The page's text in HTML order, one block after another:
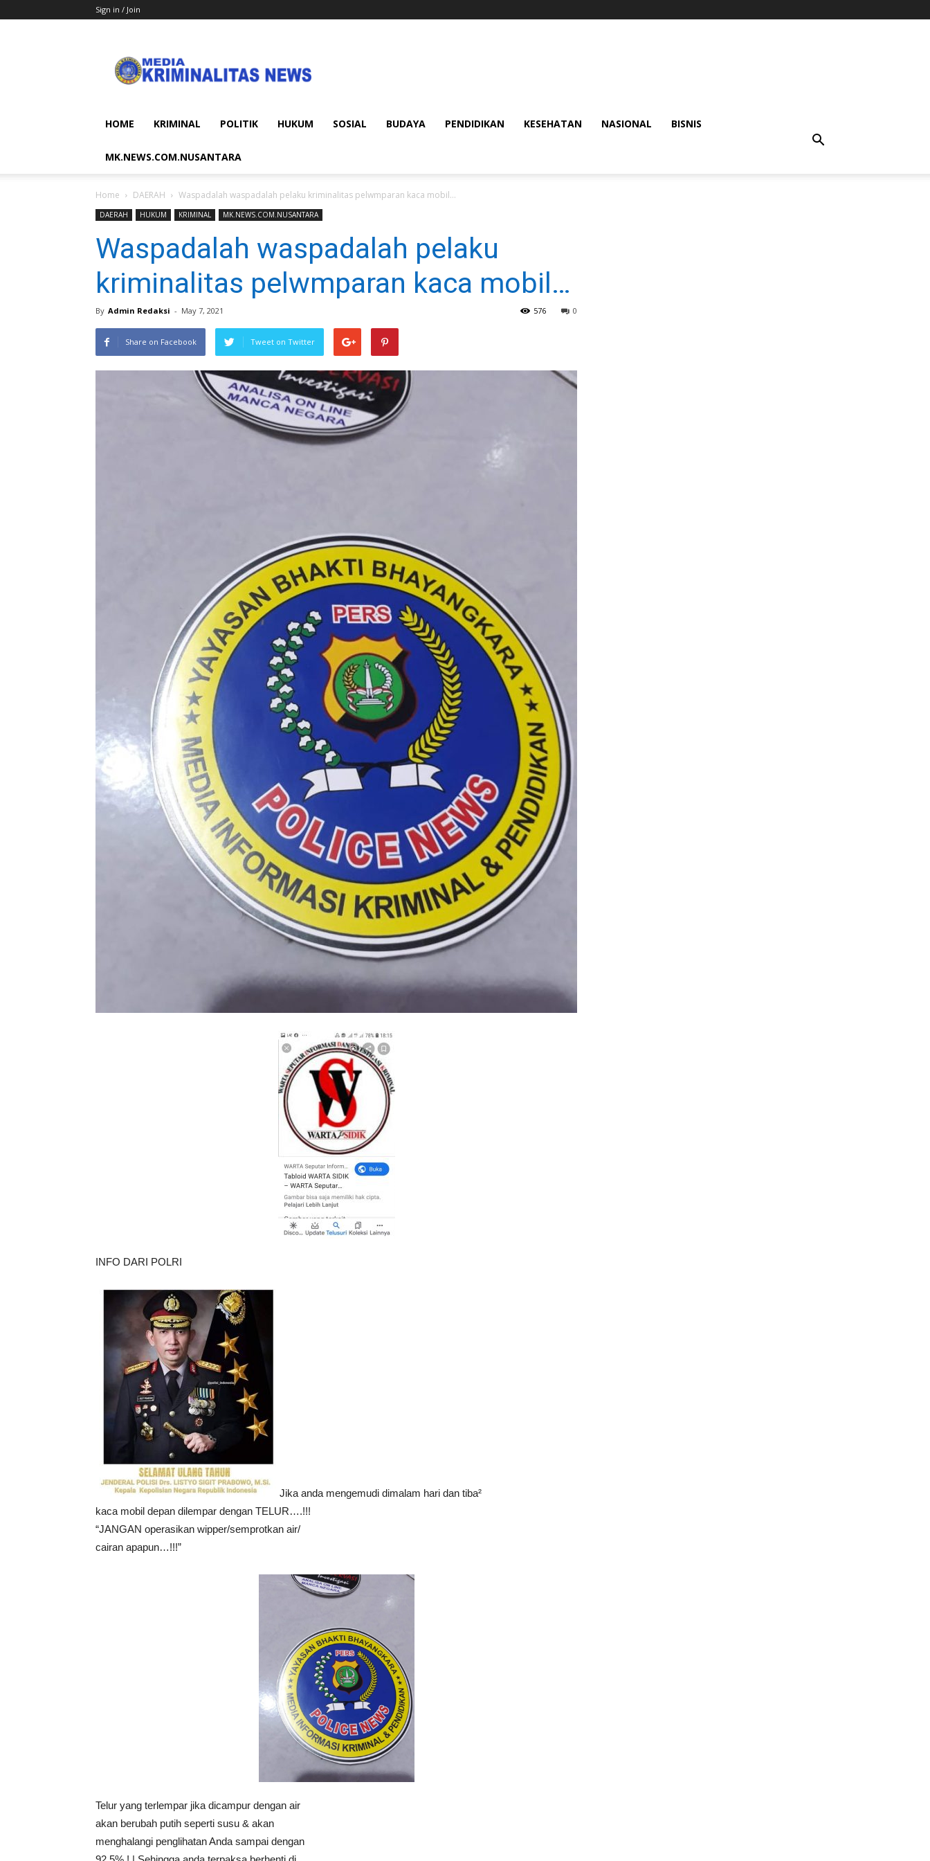
Sign in / Join
KRIMINALITAS
NEWS
HOME KRIMINAL POLITIK HUKUM SOSIAL BUDAYA PENDIDIKAN KESEHATAN NASIONAL BISNIS
MK.NEWS.COM.NUSANTARA
Home DAERAH Waspadalah waspadalah pelaku kriminalitas pelwmparan kaca mobil…
DAERAH HUKUM KRIMINAL MK.NEWS.COM.NUSANTARA
Waspadalah waspadalah pelaku
kriminalitas pelwmparan kaca mobil…
By Admin Redaksi - May 7, 2021 0
576
Share on Facebook Tweet on Twitter
INFO DARI POLRI
Jika anda mengemudi dimalam hari dan tiba²
kaca mobil depan dilempar dengan TELUR….!!!
“JANGAN operasikan wipper/semprotkan air/
cairan apapun…!!!”
Telur yang terlempar jika dicampur dengan air
akan berubah putih seperti susu & akan
menghalangi penglihatan Anda sampai dengan